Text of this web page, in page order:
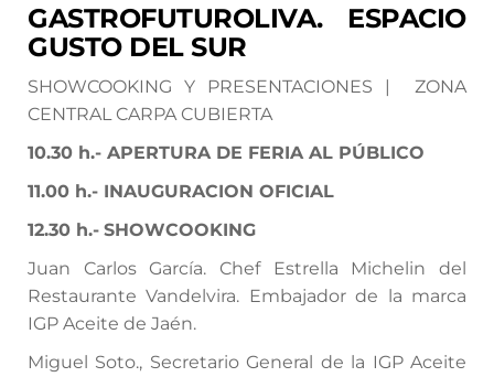
GASTROFUTUROLIVA. ESPACIO
GUSTO DEL SUR
SHOWCOOKING Y PRESENTACIONES | ZONA
CENTRAL CARPA CUBIERTA
10.30 h.- APERTURA DE FERIA AL PÚBLICO
11.00 h.- INAUGURACION OFICIAL
12.30 h.- SHOWCOOKING
Juan Carlos García. Chef Estrella Michelin del
Restaurante Vandelvira. Embajador de la marca
IGP Aceite de Jaén.
Miguel Soto., Secretario General de la IGP Aceite